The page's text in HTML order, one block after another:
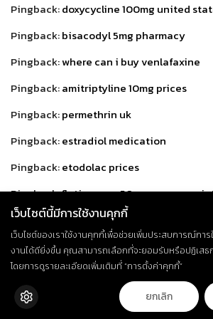
Pingback:doxycycline 100mg united
Pingback:bisacodyl 5mg pharmacy
Pingback:where can i buy venlafaxine
Pingback:amitriptyline 10mg prices
Pingback:permethrin uk
Pingback:estradiol medication
Pingback:etodolac prices
Pingback:fluticasone 50mcg no
Pingback:alendronate pills
Pingback: cost of glipizide 10 mg
Pingback:hydrochlorothiazide 5 mg no
Pingback:
isosorbide without a doctor
เว็บไซต์นี้มีการใช้งานคุกกี้
เว็บไซต์ของเราใช้งานคุกกี้เพื่อช่วยเพิ่มประสบการณ์การ
งานได้ดียิ่งขึ้น คุณสามารถเลือกที่จะยอมรับหรือปฏิเสธ
โดยการดูรายละเอียดเพิ่มเติมที่ “การตั้งค่าคุกกี้”
ยกเลิก